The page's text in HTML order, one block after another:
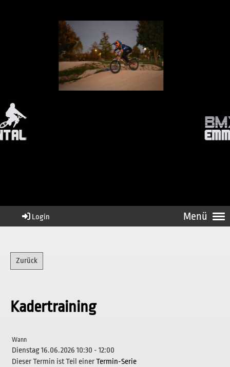
Menü
Login
Zurück
Kadertraining
Wann
Dienstag 16.06.2026 10:30 - 12:00
Dieser Termin ist Teil einerTermin-Serie